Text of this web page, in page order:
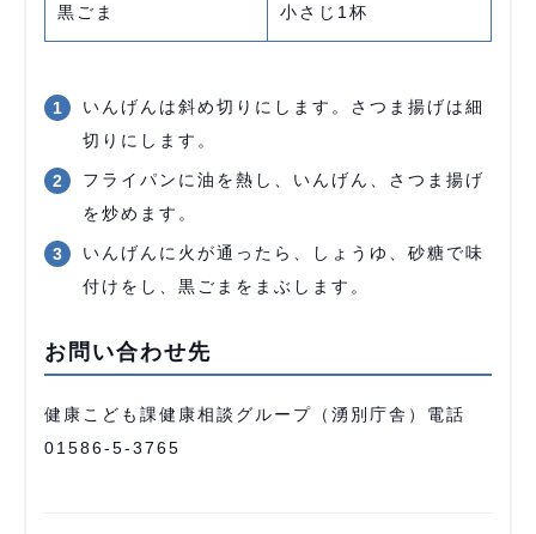
黒ごま 小さじ1杯
いんげんは斜め切りにします。さつま揚げは細
切りにします。
フライパンに油を熱し、いんげん、さつま揚げ
を炒めます。
いんげんに火が通ったら、しょうゆ、砂糖で味
付けをし、黒ごまをまぶします。
お問い合わせ先
健康こども課健康相談グループ（湧別庁舎）電話
01586-5-3765